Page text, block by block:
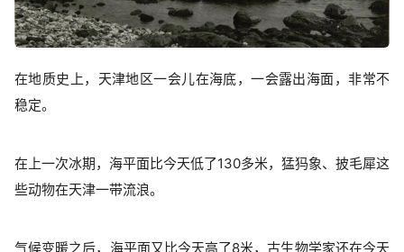
在地质史上，天津地区一会儿在海底，一会露出海面，非常不
稳定。
在上一次冰期，海平面比今天低了130多米，猛犸象、披毛犀这
些动物在天津一带流浪。
气候变暖之后，海平面又比今天高了8米，古生物学家还在今天